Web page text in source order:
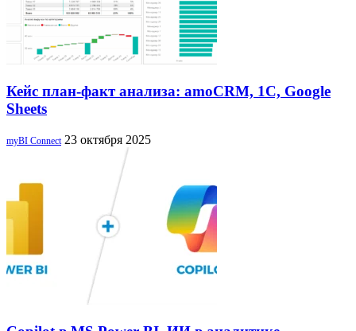
Кейс план-факт анализа: amoCRM, 1C, Google
Sheets
myBI Connect 23 октября 2025